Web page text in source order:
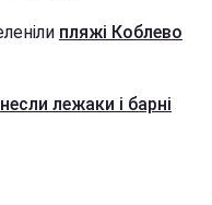
пляжі Коблево
лежаки і барні